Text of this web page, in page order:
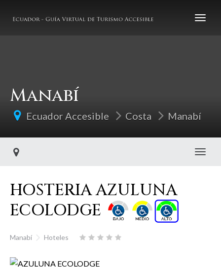
Manabí
Ecuador Accesible Costa Manabí
HOSTERIA AZULUNA
ECOLODGE
Manabí Hoteles